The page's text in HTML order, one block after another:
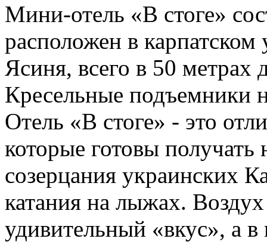
Мини-отель «В стоге»
расположен в
Ясиня, всего в 50 метрах
Кресельные подъемники
Отель «В стоге» - это
которые готовы получать
созерцания украинских
катания на лыжах.
удивительный «вкус», а